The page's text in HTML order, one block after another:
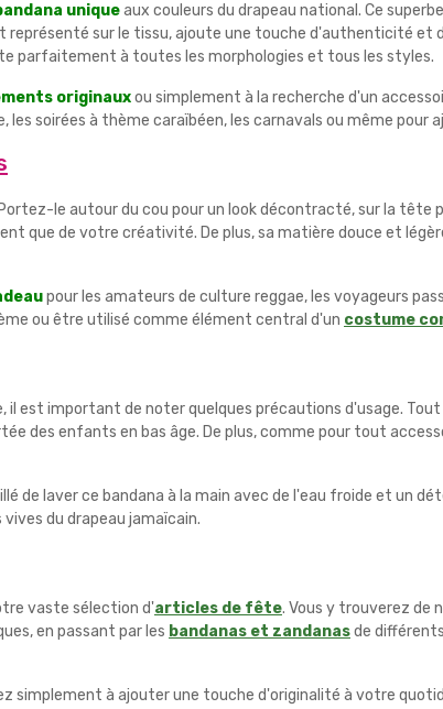
uniqueaux couleurs du drapeau national. Ce
sur le tissu, ajoute une touche d'authenticité et
parfaitement à toutes les morphologies et tous les styles.
originauxou simplement à la recherche d'un
soirées à thème caraïbéen, les carnavals ou même pour
le autour du cou pour un look décontracté, sur la tête
que de votre créativité. De plus, sa matière douce et
pour les amateurs de culture reggae, les voyageurs
ou être utilisé comme élément central d'un costume
est important de noter quelques précautions d'usage. Tout
des enfants en bas âge. De plus, comme pour tout
de laver ce bandana à la main avec de l'eau froide et un
du drapeau jamaïcain.
vaste sélection d'articles de fête. Vous y trouverez de
en passant par les bandanas et zandanasde
simplement à ajouter une touche d'originalité à votre